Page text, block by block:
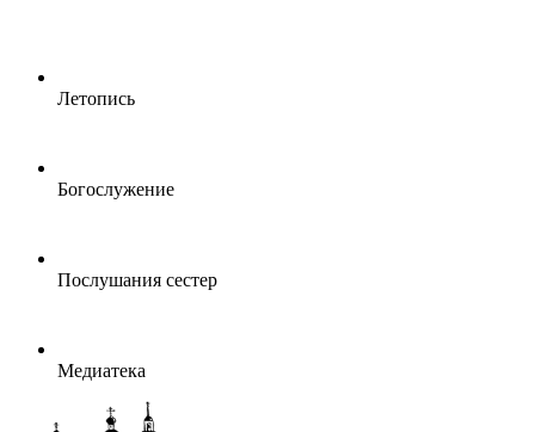
Летопись
Богослужение
Послушания сестер
Медиатека